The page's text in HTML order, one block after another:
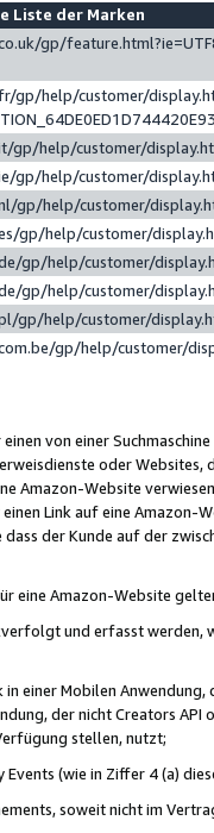
Liste der Marken
gp/
gp/help/customer/
gp/help/customer/
gp/help/customer/
gp/help/customer/
gp/help/customer/
gp/help/customer/
gp/help/customer/
gp/help/customer/
gp/help/customer/
von einer
oder Websites,
Amazon-Website
Link auf eine
der Kunde auf der
eine Amazon-Website
und erfasst werden,
einer Mobilen
der nicht Creators
stellen, nutzt;
Events (wie in Ziffer 4 (a)
soweit nicht im